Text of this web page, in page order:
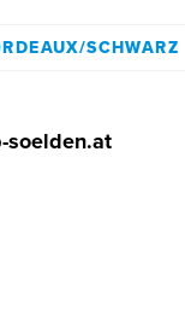
SCHWARZ
soelden.at